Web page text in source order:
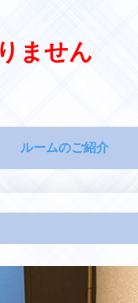
ません
ルームのご紹介